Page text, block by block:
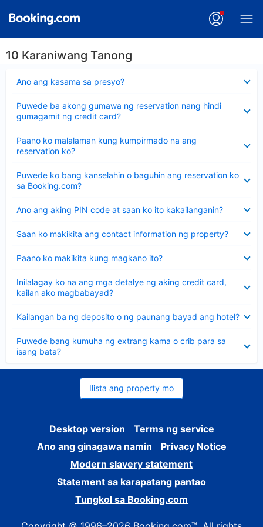
10 Karaniwang Tanong
Ano ang kasama sa presyo?
ang
Puwede ba akong gumawa ng reservation nang hindi
gumagamit ng credit card?
ang
sagot
Paano ko malalaman kung kumpirmado na ang
reservation ko?
ang
sagot
Puwede ko bang kanselahin o baguhin ang reservation ko
sa Booking.com?
ang
sagot
Ano ang aking PIN code at saan ko ito kakailanganin?
ang
Saan ko makikita ang contact information ng property?
ang
Paano ko makikita kung magkano ito?
ang
Inilalagay ko na ang mga detalye ng aking credit card,
kailan ako magbabayad?
ang
sagot
Kailangan ba ng deposito o ng paunang bayad ang hotel?
ang
Puwede bang kumuha ng extrang kama o crib para sa
isang bata?
ang
sagot
Ilista ang property mo
Desktop version
Terms ng service
Ano ang ginagawa namin
Privacy Notice
Modern slavery statement
Statement sa karapatang pantao
Tungkol sa Booking.com